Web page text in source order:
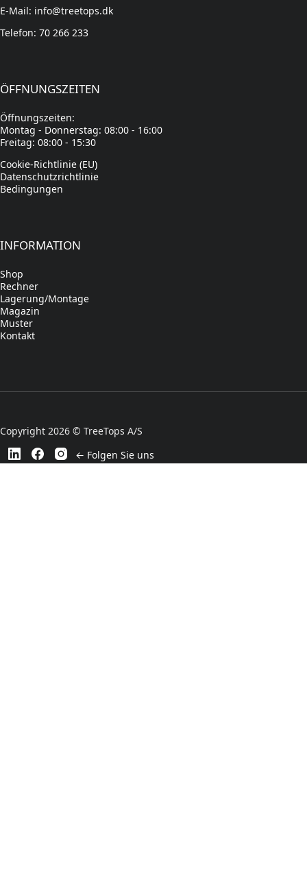
E-Mail: info@treetops.dk
Telefon: 70 266 233
ÖFFNUNGSZEITEN
Öffnungszeiten:
Montag - Donnerstag: 08:00 - 16:00
Freitag: 08:00 - 15:30
Cookie-Richtlinie (EU)
Datenschutzrichtlinie
Bedingungen
INFORMATION
Shop
Rechner
Lagerung/Montage
Magazin
Muster
Kontakt
Copyright 2026 © TreeTops A/S
← Folgen Sie uns